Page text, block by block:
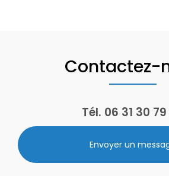
Contactez-
Tél. 06 31 30
Envoyer un